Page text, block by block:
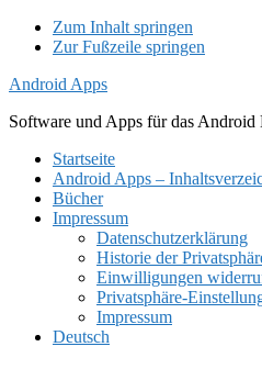
Zum Inhalt springen
Zur Fußzeile springen
Android Apps
Software und Apps für das Android
Startseite
Android Apps –
Bücher
Impressum
Datenschutzerklärung
Historie der
Einwilligungen
Privatsphäre-
Impressum
Deutsch